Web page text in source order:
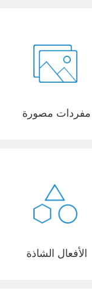
مفردات مصورة
الأفعال الشاذة